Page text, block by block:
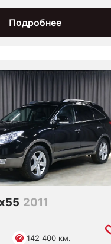
Подробнее
2011
142 400 км.